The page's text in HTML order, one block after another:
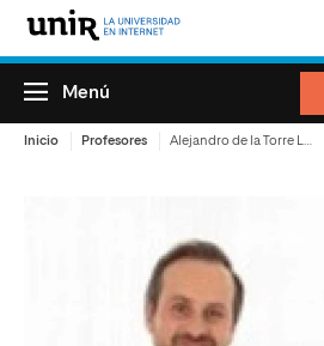
Menú
Inicio Profesores